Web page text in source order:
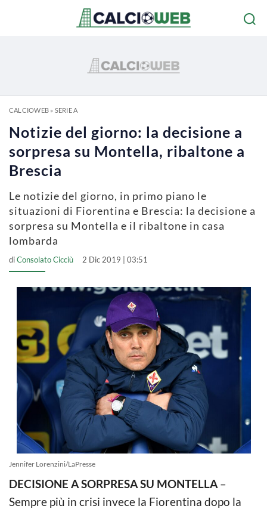
CALCIOWEB» SERIE A
Notizie del giorno: la decisione a
sorpresa su Montella, ribaltone a
Brescia
Le notizie del giorno, in primo piano le
situazioni di Fiorentina e Brescia: la decisione a
sorpresa su Montella e il ribaltone in casa
lombarda
diConsolato Cicciù 2 Dic 2019 | 03:51
Jennifer Lorenzini/LaPresse
DECISIONE A SORPRESA SU MONTELLA –
Sempre più in crisi invece la Fiorentina dopo la